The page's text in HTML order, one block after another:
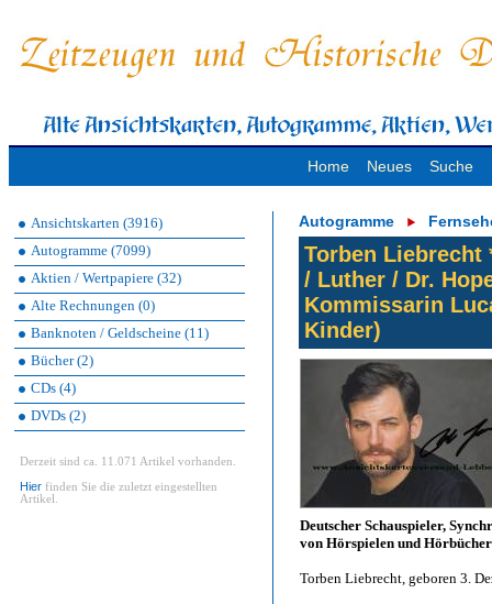
Home Neues Suche
Ansichtskarten (3916)
Autogramme (7099)
Aktien / Wertpapiere (32)
Alte Rechnungen (0)
Banknoten / Geldscheine (11)
Bücher (2)
CDs (4)
DVDs (2)
Derzeit sind ca. 11.071 Artikel vorhanden.
Hier finden Sie die zuletzt eingestellten
Artikel.
Autogramme
Torben Liebrecht
/ Luther / Dr.
Kommissarin
Kinder)
Deutscher Schauspieler,
von Hörspielen und
Torben Liebrecht, geboren 3.